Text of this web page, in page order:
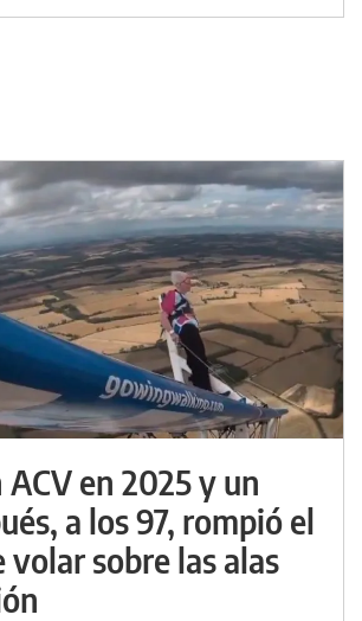
en 2025 y un
a los 97, rompió el
volar sobre las alas